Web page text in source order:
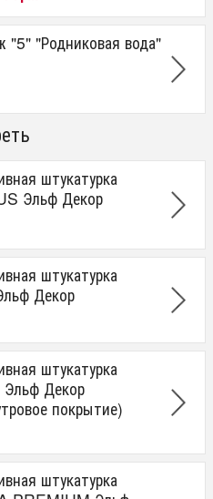
"5" "Родниковая вода"
штукатурка
Эльф Декор
штукатурка
Декор
штукатурка
Декор
покрытие)
штукатурка